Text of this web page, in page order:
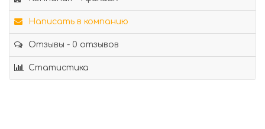
Написать в компанию
Отзывы - 0 отзывов
Статистика